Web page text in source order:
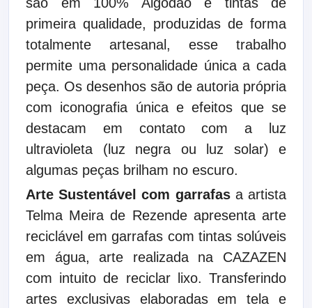
primeira qualidade, produzidas de forma
totalmente artesanal, esse trabalho
permite uma personalidade única a cada
peça. Os desenhos são de autoria própria
com iconografia única e efeitos que se
destacam em contato com a luz
ultravioleta (luz negra ou luz solar) e
algumas peças brilham no escuro.
Arte Sustentável com garrafas a artista
Telma Meira de Rezende apresenta arte
reciclável em garrafas com tintas solúveis
em água, arte realizada na CAZAZEN
com intuito de reciclar lixo. Transferindo
artes exclusivas elaboradas em tela e